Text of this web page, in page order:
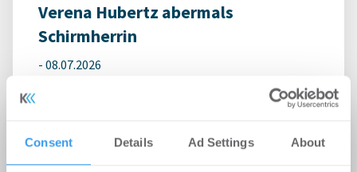
Consent Details Ad Settings About
Verena Hubertz abermals
Schirmherrin
- 08.07.2026